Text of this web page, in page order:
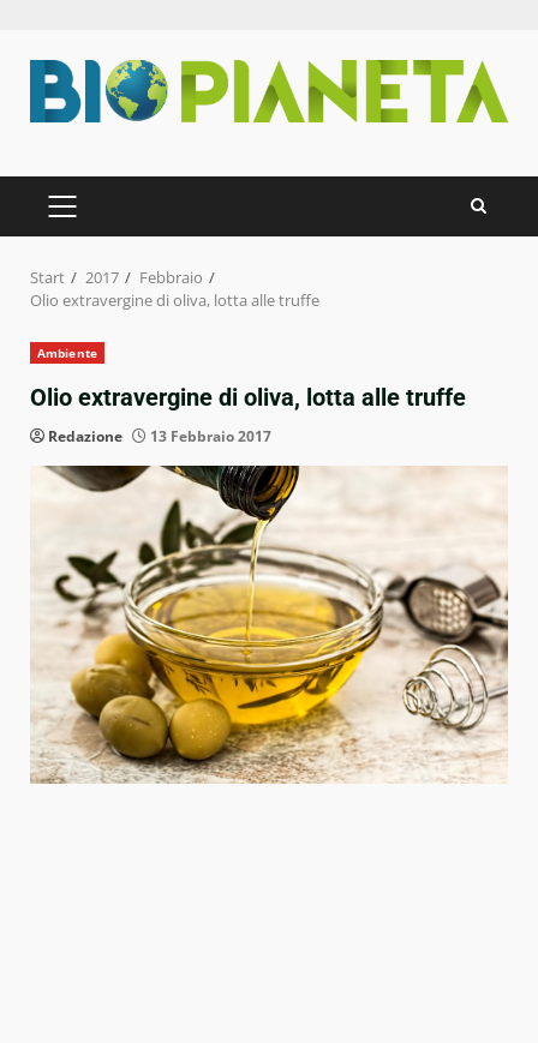
Inhalt
springen
PRIMÄRES
MENÜ
Start 2017
Febbraio
Olio extravergine di oliva, lotta alle truffe
Ambiente
Olio extravergine di oliva, lotta alle truffe
Redazione 13 Febbraio 2017